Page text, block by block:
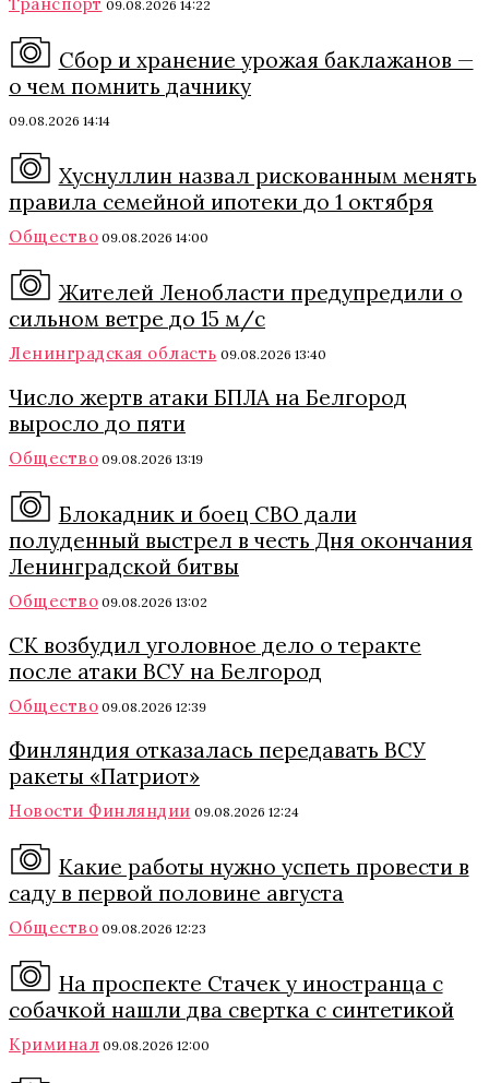
09.08.2026 14:22
Сбор и хранение урожая баклажанов —
о чем помнить дачнику
09.08.2026 14:14
Хуснуллин назвал рискованным менять
правила семейной ипотеки до 1 октября
Общество 09.08.2026 14:00
Жителей Ленобласти предупредили о
сильном ветре до 15 м/с
Ленинградская область 09.08.2026 13:40
Число жертв атаки БПЛА на Белгород
выросло до пяти
Общество 09.08.2026 13:19
Блокадник и боец СВО дали
полуденный выстрел в честь Дня окончания
Ленинградской битвы
Общество 09.08.2026 13:02
СК возбудил уголовное дело о теракте
после атаки ВСУ на Белгород
Общество 09.08.2026 12:39
Финляндия отказалась передавать ВСУ
ракеты «Патриот»
Новости Финляндии 09.08.2026 12:24
Какие работы нужно успеть провести в
саду в первой половине августа
Общество 09.08.2026 12:23
На проспекте Стачек у иностранца с
собачкой нашли два свертка с синтетикой
Криминал 09.08.2026 12:00